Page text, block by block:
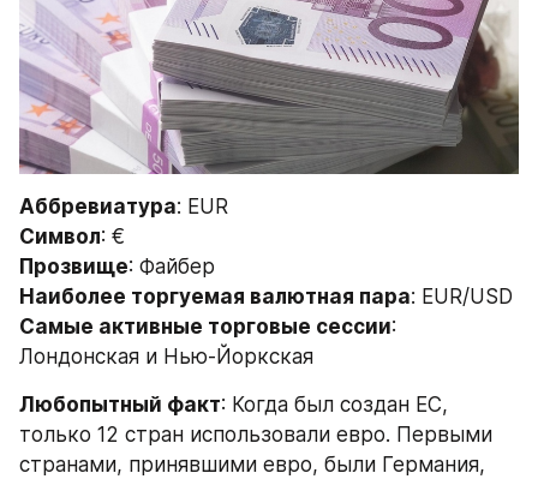
Аббревиатура: EUR
Символ: €
Прозвище: Файбер
Наиболее торгуемая валютная пара: EUR/USD
Самые активные торговые сессии:
Лондонская и Нью-Йоркская
Любопытный факт: Когда был создан ЕС,
только 12 стран использовали евро. Первыми
странами, принявшими евро, были Германия,